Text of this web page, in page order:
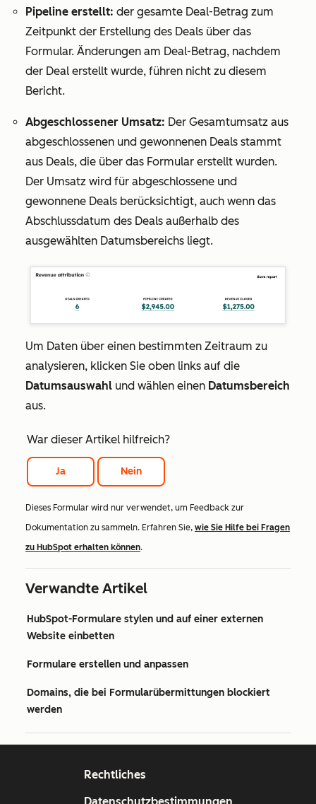
Pipeline erstellt: der gesamte Deal-Betrag zum
Zeitpunkt der Erstellung des Deals über das
Formular. Änderungen am Deal-Betrag, nachdem
der Deal erstellt wurde, führen nicht zu diesem
Bericht.
Abgeschlossener Umsatz: Der Gesamtumsatz aus
abgeschlossenen und gewonnenen Deals stammt
aus Deals, die über das Formular erstellt wurden.
Der Umsatz wird für abgeschlossene und
gewonnene Deals berücksichtigt, auch wenn das
Abschlussdatum des Deals außerhalb des
ausgewählten Datumsbereichs liegt.
Um Daten über einen bestimmten Zeitraum zu
analysieren, klicken Sie oben links auf die
Datumsauswahl und wählen einen Datumsbereich
aus.
War dieser Artikel hilfreich?
Ja Nein
Dieses Formular wird nur verwendet, um Feedback zur
Dokumentation zu sammeln. Erfahren Sie, wie Sie Hilfe bei Fragen
zu HubSpot erhalten können.
Verwandte Artikel
HubSpot-Formulare stylen und auf einer externen
Website einbetten
Formulare erstellen und anpassen
Domains, die bei Formularübermittungen blockiert
werden
Rechtliches